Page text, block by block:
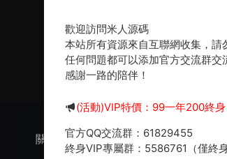
關于我們 服務支持
歡迎訪問米人源碼
本站所有資源來自互聯網收集，請
任何問題都可以添加官方交流群交
感謝一路的陪伴！
(活動)VIP特價：99一年200終
官方QQ交流群：61829455
終身VIP專屬群：5586761（僅終身